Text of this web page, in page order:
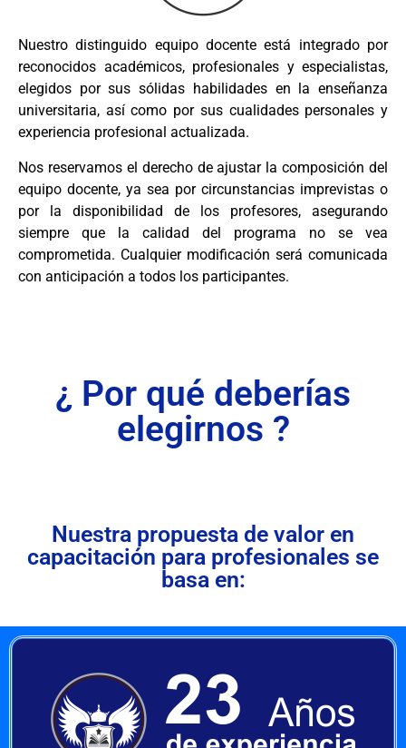
Nuestro distinguido equipo docente está integrado por
reconocidos académicos, profesionales y especialistas,
elegidos por sus sólidas habilidades en la enseñanza
universitaria, así como por sus cualidades personales y
experiencia profesional actualizada.
Nos reservamos el derecho de ajustar la composición del
equipo docente, ya sea por circunstancias imprevistas o
por la disponibilidad de los profesores, asegurando
siempre que la calidad del programa no se vea
comprometida. Cualquier modificación será comunicada
con anticipación a todos los participantes.
¿ Por qué deberías
elegirnos ?
Nuestra propuesta de valor en
capacitación para profesionales se
basa en: